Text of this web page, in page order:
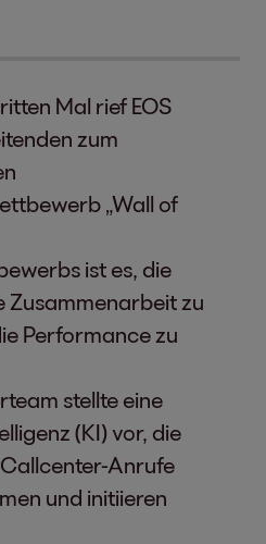
Mal rief EOS
zum
„Wall of
ist es, die
Zusammenarbeit zu
Performance zu
stellte eine
(KI) vor, die
Anrufe
und initiieren